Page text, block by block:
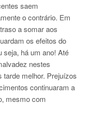
saem
o contrário. Em
a somar aos
os efeitos do
seja, há um ano! Até
nestes
tarde melhor. Prejuízos
continuaram a
mesmo com